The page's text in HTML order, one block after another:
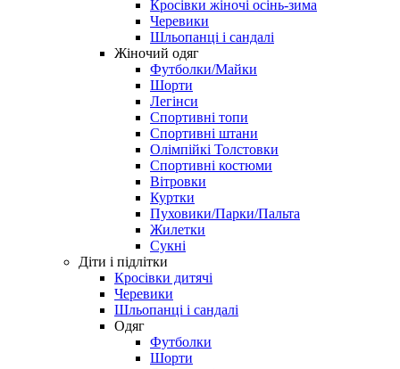
Кросівки жіночі осінь-зима
Черевики
Шльопанці і сандалі
Жіночий одяг
Футболки/Майки
Шорти
Легінси
Спортивні топи
Спортивні штани
Олімпійкі Толстовки
Спортивні костюми
Вітровки
Куртки
Пуховики/Парки/Пальта
Жилетки
Сукні
Діти і підлітки
Кросівки дитячі
Черевики
Шльопанці і сандалі
Одяг
Футболки
Шорти